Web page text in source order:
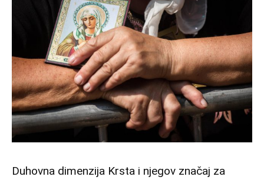
Duhovna dimenzija Krsta i njegov značaj za